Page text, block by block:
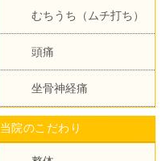
むちうち（ムチ打ち）
頭痛
坐骨神経痛
当院のこだわり